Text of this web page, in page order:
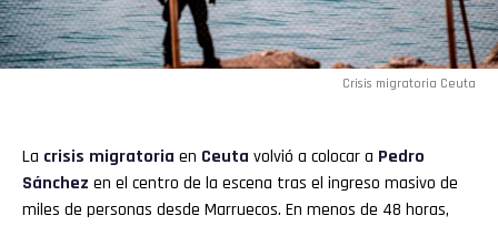
Crisis migratoria Ceuta
La crisis migratoria en Ceuta volvió a colocar a Pedro
Sánchez en el centro de la escena tras el ingreso masivo de
miles de personas desde Marruecos. En menos de 48 horas,